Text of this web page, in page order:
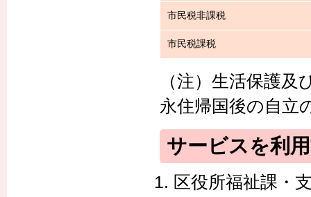
市民税非課税
市民税課税
（注）生活保護
永住帰国後の自立
サービスを利
区役所福祉課・